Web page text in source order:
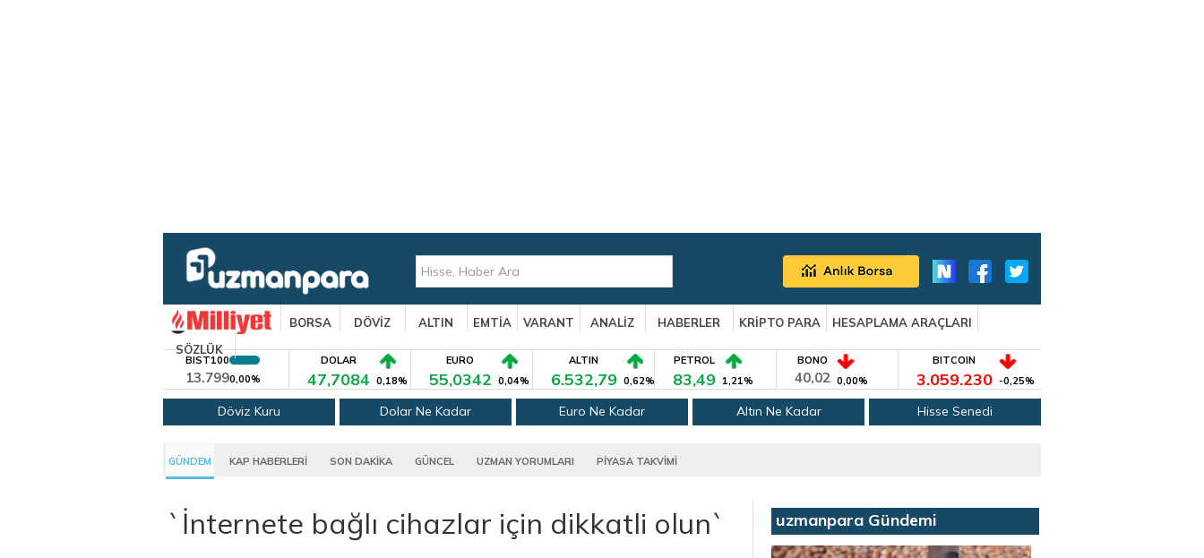
BORSA DÖVİZ ALTIN EMTİA VARANT ANALİZ HABERLER KRİPTO PARA
HESAPLAMA ARAÇLARI
SÖZLÜK
BIST100
13.7990,00%
DOLAR
47,7084 0,18%
EURO
55,0342 0,04%
ALTIN
6.532,79 0,62%
PETROL
83,49 1,21%
BONO
40,02 0,00%
BITCOIN
3.059.230 -0,25%
Döviz Kuru Dolar Ne Kadar Euro Ne Kadar Altın Ne Kadar Hisse Senedi
GÜNDEM KAP HABERLERİ SON DAKİKA GÜNCEL UZMAN YORUMLARI PİYASA TAKVİMİ
`İnternete bağlı cihazlar için dikkatli olun` uzmanpara Gündemi